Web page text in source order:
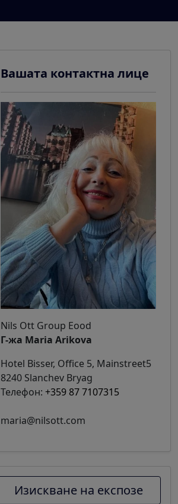
Вашата контактна лице
Nils Ott Group Eood
Г-жа Maria Arikova
Hotel Bisser, Office 5, Mainstreet5
8240 Slanchev Bryag
Телефон: +359 87 7107315
maria@nilsott.com
Изискване на експозе